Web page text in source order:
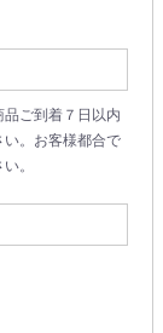
ご到着７日以内
い。お客様都合で
。